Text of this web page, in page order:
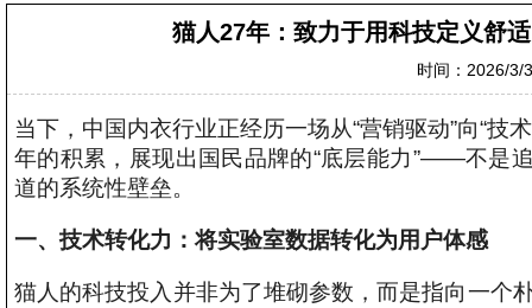
猫人27年：致力于用科技定义舒
时间：2026/3/
当下，中国内衣行业正经历一场从“营销驱动”向“技
年的积累，展现出国民品牌的“底层能力”——不是
道的系统性壁垒。
一、技术转化力：将实验室数据转化为用户体感
猫人的科技投入并非为了堆砌参数，而是指向一个